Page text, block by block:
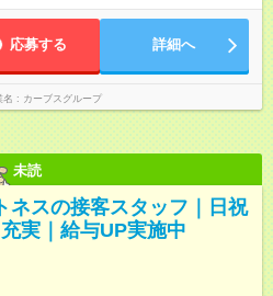
ん）
応募する 詳細へ
名 カーブスグループ
未読
ネスの接客スタッフ｜日祝
実｜給与UP実施中